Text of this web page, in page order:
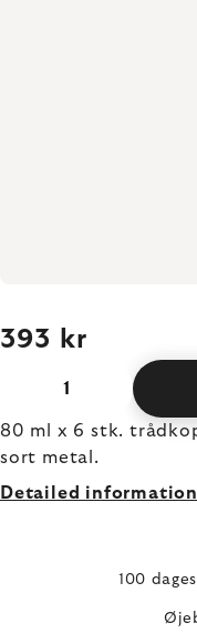
393 kr
80 ml x 6 stk.
sort metal.
Detailed information
100